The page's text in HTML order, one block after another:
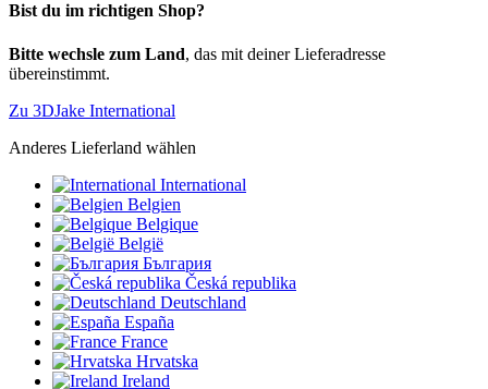
Bist du im richtigen Shop?
Bitte wechsle zum Land, das mit deiner Lieferadresse
übereinstimmt.
Zu 3DJake International
Anderes Lieferland wählen
International
Belgien
Belgique
België
България
Česká republika
Deutschland
España
France
Hrvatska
Ireland